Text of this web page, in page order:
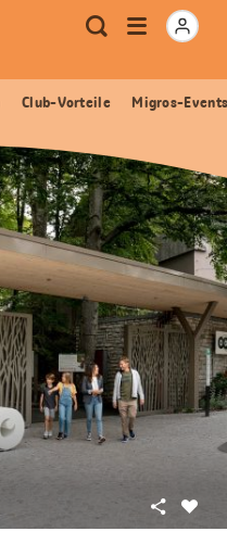
Meta
Navigation
Suche
Menu
öffnen
Club-Vorteile Migros-
Teilen